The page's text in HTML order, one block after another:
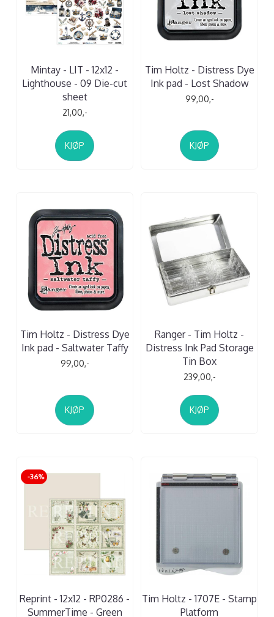
Mintay - LIT - 12x12 -
Lighthouse - 09 Die-cut
sheet
21,00,-
KJØP
Tim Holtz - Distress Dye
Ink pad - Lost Shadow
99,00,-
KJØP
Tim Holtz - Distress Dye
Ink pad - Saltwater Taffy
99,00,-
KJØP
Ranger - Tim Holtz -
Distress Ink Pad Storage
Tin Box
239,00,-
KJØP
-36%
Reprint - 12x12 - RP0286 -
SummerTime - Green
Tim Holtz - 1707E - Stamp
Platform